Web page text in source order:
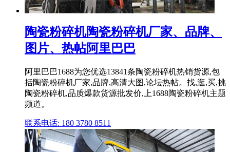
陶瓷粉碎机陶瓷粉碎机厂家、品牌、
图片、热帖阿里巴巴
阿里巴巴1688为您优选13841条陶瓷粉碎机热销货源,包
括陶瓷粉碎机厂家,品牌,高清大图,论坛热帖。找,逛,买,挑
陶瓷粉碎机,品质爆款货源批发价,上1688陶瓷粉碎机主题
频道。
联系电话: 180 3780 8511